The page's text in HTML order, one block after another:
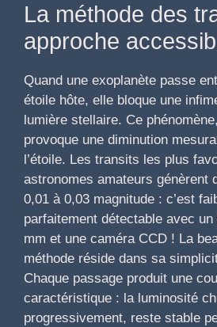
La méthode des
approche
Quand une exoplanète passe
étoile hôte, elle bloque une
lumière stellaire. Ce
provoque une diminution
l’étoile. Les transits les plus
astronomes amateurs génèrent
0,01 à 0,03 magnitude : c’est
parfaitement détectable avec
mm et une caméra CCD ! La
méthode réside dans sa
Chaque passage produit une
caractéristique : la luminosité
progressivement, reste stable